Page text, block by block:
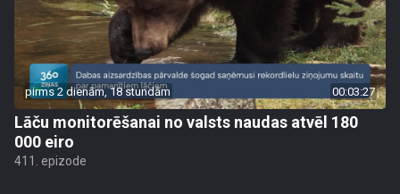
pirms 2 dienām, 18 stundām 00:03:27
Lāču monitorēšanai no valsts naudas atvēl 180
000 eiro
411. epizode